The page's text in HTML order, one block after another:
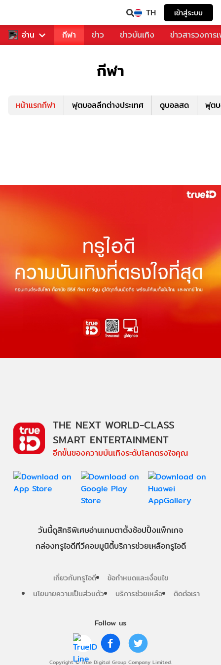
TH เข้าสู่ระบบ
อ่าน
สำหรับคุณ กีฬา ข่าว ข่าวบันเทิง ข่าวสารวงการ
กีฬา
หน้าแรกกีฬา ฟุตบอลลีกต่างประเทศ ดูบอลสด ฟุต
Follow us
Copyright © True Digital Group Company Limited.
THE NEXT WORLD-CLASS
SMART ENTERTAINMENT
อีกขั้นของความบันเทิงระดับโลกตรงใจคุณ
วันนี้ดูสิทธิพิเศษอ่านเกมตาตั้งช้อปปิ้งแพ็กเกจ
กล่องทรูไอดีทีวีคอมมูนิตี้บริการช่วยเหลือทรูไอดี
เกี่ยวกับทรูไอดี
ข้อกำหนดและเงื่อนไข
นโยบายความเป็นส่วนตัว
บริการช่วยเหลือ ติดต่อเรา